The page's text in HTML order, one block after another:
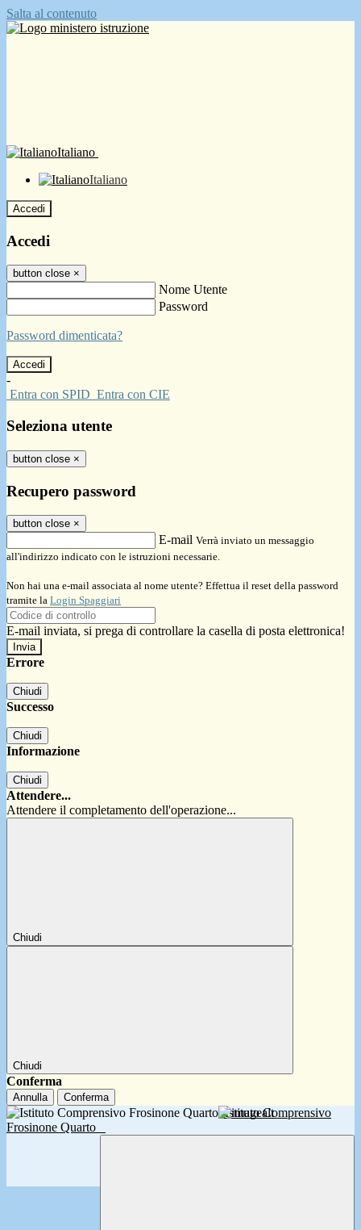
Salta al contenuto
Italiano
Italiano
Accedi
Accedi
button close ×
Nome Utente
Password
Password dimenticata?
-
Entra con SPID Entra con CIE
Seleziona utente
button close ×
Recupero password
button close ×
E-mail Verrà inviato un messaggio
all'indirizzo indicato con le istruzioni necessarie.
Non hai una e-mail associata al nome utente? Effettua il reset della password
tramite la Login Spaggiari
E-mail inviata, si prega di controllare la casella di posta elettronica!
Errore
Chiudi
Successo
Chiudi
Informazione
Chiudi
Attendere...
Attendere il completamento dell'operazione...
Chiudi
Chiudi
Conferma
Annulla Conferma
Istituto Comprensivo
Frosinone Quarto